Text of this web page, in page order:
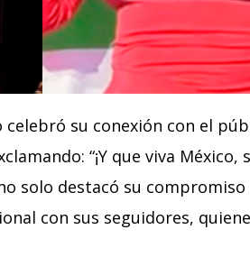
su conexión con el
“¡Y que viva México,
solo destacó su
con sus seguidores,